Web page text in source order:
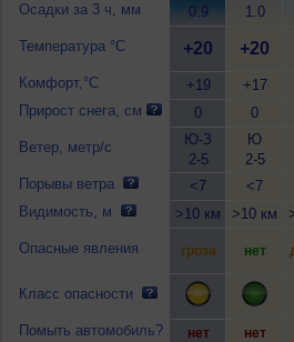
Осадки за 3 ч, мм
Температура °C
Комфорт,°C
Прирост снега, см
Ветер, метр/с
Порывы ветра
Видимость, м
Опасные явления
Класс опасности
Помыть автомобиль?
0.9
+20
+19
0
Ю-З
2-5
<7
>10 км
гроза
нет
1.0
+20
+17
0
Ю
2-5
<7
>10 км
нет
нет